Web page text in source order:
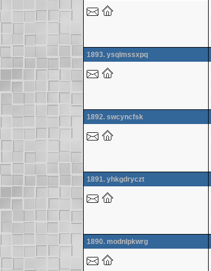
1893. ysqlmssxpq
1892. swcyncfsk
1891. yhkgdryczt
1890. modnlpkwrg